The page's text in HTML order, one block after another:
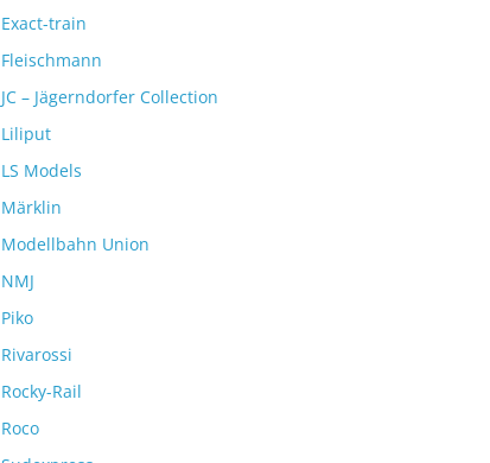
Exact-train
Fleischmann
JC – Jägerndorfer Collection
Liliput
LS Models
Märklin
Modellbahn Union
NMJ
Piko
Rivarossi
Rocky-Rail
Roco